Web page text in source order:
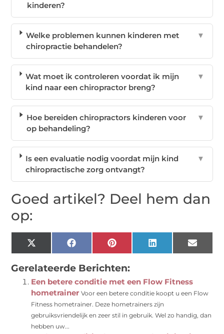
kinderen?
Welke problemen kunnen kinderen met
chiropractie behandelen?
▼
Wat moet ik controleren voordat ik mijn
kind naar een chiropractor breng?
▼
Hoe bereiden chiropractors kinderen voor
op behandeling?
▼
Is een evaluatie nodig voordat mijn kind
chiropractische zorg ontvangt?
▼
Goed artikel? Deel hem dan
op:
X
(Twitter)
Facebook Pinterest LinkedIn Email
Gerelateerde Berichten:
Een betere conditie met een Flow Fitness
hometrainer Voor een betere conditie koopt u een Flow
Fitness hometrainer. Deze hometrainers zijn
gebruiksvriendelijk en zeer stil in gebruik. Wel zo handig, dan
hebben uw...